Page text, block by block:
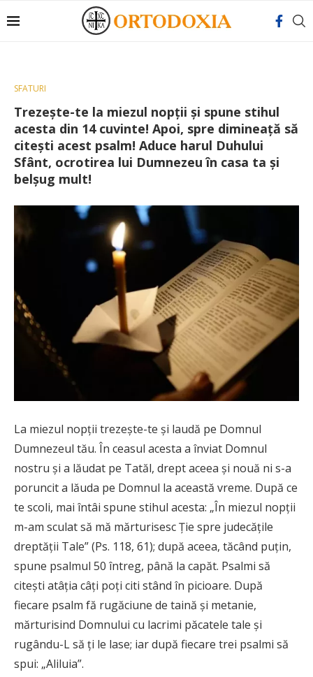
SFATURI
Trezeşte-te la miezul nopţii și spune stihul
acesta din 14 cuvinte! Apoi, spre dimineaţă să
citeşti acest psalm! Aduce harul Duhului
Sfânt, ocrotirea lui Dumnezeu în casa ta şi
belşug mult!
La miezul nopţii trezeşte-te şi laudă pe Domnul
Dumnezeul tău. În ceasul acesta a înviat Domnul
nostru şi a lăudat pe Tatăl, drept aceea şi nouă ni s-a
poruncit a lăuda pe Domnul la această vreme. După ce
te scoli, mai întâi spune stihul acesta: „În miezul nopţii
m-am sculat să mă mărturisesc Ţie spre judecăţile
dreptăţii Tale” (Ps. 118, 61); după aceea, tăcând puţin,
spune psalmul 50 întreg, până la capăt. Psalmi să
citeşti atâţia câţi poţi citi stând în picioare. După
fiecare psalm fă rugăciune de taină şi metanie,
mărturisind Domnului cu lacrimi păcatele tale şi
rugându-L să ţi le lase; iar după fiecare trei psalmi să
spui: „Aliluia”.